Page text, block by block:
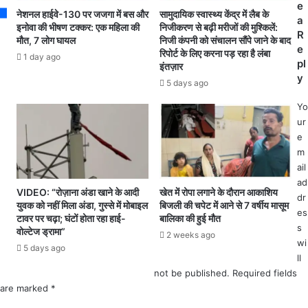
के
स
का
स
शी
ल
के
ग्र
चा
रि
औ
यों
को
गा
ब
नेशनल हाईवे-130 पर जजगा में बस और
इनोवा की भीषण टक्कर: एक महिला की
मौत, 7 लोग घायल
1 day ago
सामुदायिक स्वास्थ्य केंद्र में लैब के
निजीकरण से बढ़ी मरीजों की मुश्किलें:
निजी कंपनी को संचालन सौंपे जाने के बाद
रिपोर्ट के लिए करना पड़ रहा है लंबा
इंतज़ार
5 days ago
VIDEO: “रोज़ाना अंडा खाने के आदी
युवक को नहीं मिला अंडा, गुस्से में मोबाइल
टावर पर चढ़ा; घंटों होता रहा हाई-
वोल्टेज ड्रामा”
5 days ago
खेत में रोपा लगाने के दौरान आकाशिय
बिजली की चपेट में आने से 7 वर्षीय मासूम
बालिका की हुई मौत
2 weeks ago
e
a
R
e
pl
y
Yo
ur
e
m
ail
ad
dr
es
s
wi
ll
not be published. Required fields
are marked *